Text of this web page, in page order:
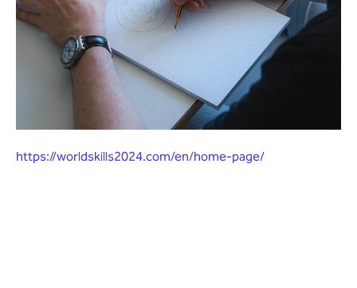
https://worldskills2024.com/en/home-page/